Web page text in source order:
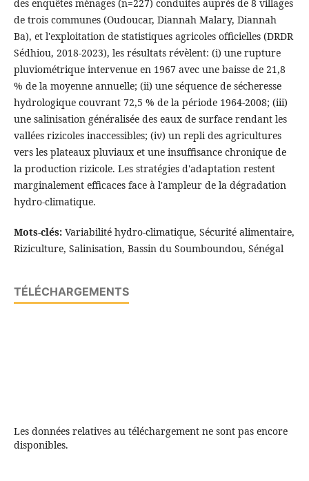
des enquêtes ménages (n=227) conduites auprès de 8 villages
de trois communes (Oudoucar, Diannah Malary, Diannah
Ba), et l'exploitation de statistiques agricoles officielles (DRDR
Sédhiou, 2018-2023), les résultats révèlent: (i) une rupture
pluviométrique intervenue en 1967 avec une baisse de 21,8
% de la moyenne annuelle; (ii) une séquence de sécheresse
hydrologique couvrant 72,5 % de la période 1964-2008; (iii)
une salinisation généralisée des eaux de surface rendant les
vallées rizicoles inaccessibles; (iv) un repli des agricultures
vers les plateaux pluviaux et une insuffisance chronique de
la production rizicole. Les stratégies d'adaptation restent
marginalement efficaces face à l'ampleur de la dégradation
hydro-climatique.
Mots-clés: Variabilité hydro-climatique, Sécurité alimentaire,
Riziculture, Salinisation, Bassin du Soumboundou, Sénégal
TÉLÉCHARGEMENTS
Les données relatives au téléchargement ne sont pas encore
disponibles.